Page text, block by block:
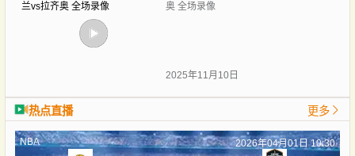
奥 全场录像
2025年11月10日
热点直播 更多
NBA 2026年04月01日 10:30